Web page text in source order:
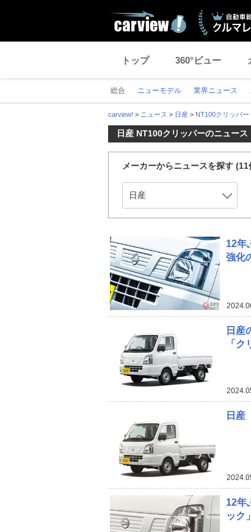
トップ 360°ビュー
総合 ニューモデル 業界ニュース
carview! > ニュース > 日産 > NT100クリッパー
日産 NT100クリッパーのニュース
メーカーからニュースを探す (11
12年
強化
日産
「
日産
12年
ック